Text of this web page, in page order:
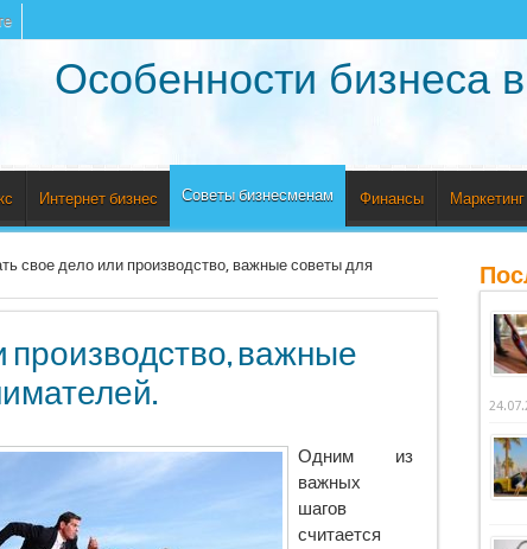
Особенности бизнеса
Интернет бизнес Советы бизнесменам Финансы Маркетинг
свое дело или производство, важные советы для
производство, важные
Одним из
важных
шагов
считается